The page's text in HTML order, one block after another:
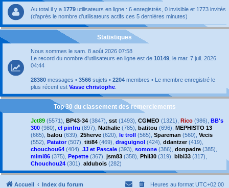
Au total il y a 1779 utilisateurs en ligne : 6 enregistrés, 0 invisible et 1773 invités
(d’après le nombre d’utilisateurs actifs ces 5 dernières minutes)
Statistiques
Nous sommes le sam. 8 août 2026 07:58
Le record du nombre d’utilisateurs en ligne est de 10149 , le mar. 7 juil. 2026
04:44
28380 messages • 3566 sujets • 2204 membres • Le membre enregistré le
plus récent est Vasse christophe
Top 30 du classement des remerciements
Jct89 (5571), BP43-34 (3847), sst (1493), CGMEO (1321), Rico (986), BB's
300 (980), el pinfru (897), Nathalie (785), batitou (696), MEPHISTO 13
(665), balou (639), 25herve (620), le troll (565), Spareman (560), Vecis
(552), Patator (507), titi84 (469), draguignol (424), ddantzer(419),
chouchou64 (404), JJ et Pascale (393), somone (386), donpadre (385),
mimi86 (375), Pepette (367), jsm83 (358), Phil30 (319), bibi33 (317),
Chouchou24 (301), aldubois (282)
Accueil Index du forum Heures au format UTC+02:00